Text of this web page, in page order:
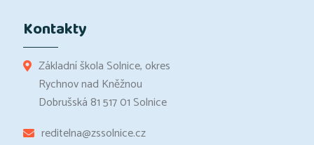
Kontakty
Základní škola Solnice, okres
Rychnov nad Kněžnou
Dobrušská 81 517 01 Solnice
reditelna@zssolnice.cz